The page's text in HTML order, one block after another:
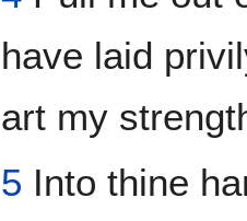
have laid
art my
5 Into thine